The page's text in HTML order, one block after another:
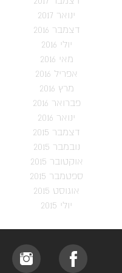
ינואר 2017
דצמבר 2016
יולי 2016
מאי 2016
אפריל 2016
מרץ 2016
פברואר 2016
ינואר 2016
דצמבר 2015
נובמבר 2015
אוקטובר 2015
ספטמבר 2015
אוגוסט 2015
יולי 2015